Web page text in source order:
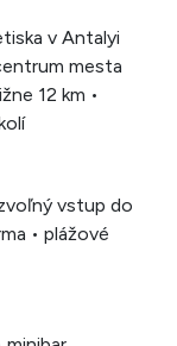
v Antalyi
mesta
12 km •
vstup do
• plážové